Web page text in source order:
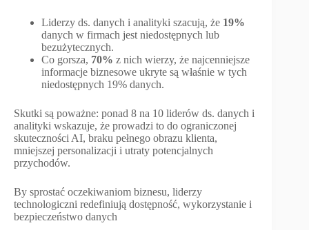
Liderzy ds. danych i analityki szacują, że 19%
danych w firmach jest niedostępnych lub
bezużytecznych.
Co gorsza, 70% z nich wierzy, że najcenniejsze
informacje biznesowe ukryte są właśnie w tych
niedostępnych 19% danych.
Skutki są poważne: ponad 8 na 10 liderów ds. danych i
analityki wskazuje, że prowadzi to do ograniczonej
skuteczności AI, braku pełnego obrazu klienta,
mniejszej personalizacji i utraty potencjalnych
przychodów.
By sprostać oczekiwaniom biznesu, liderzy
technologiczni redefiniują dostępność, wykorzystanie i
bezpieczeństwo danych